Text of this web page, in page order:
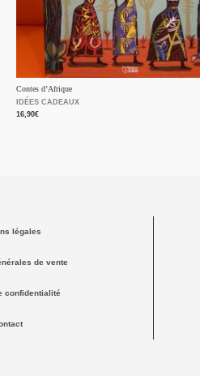
Contes d’Afrique
IDÉES CADEAUX
16,90€
légales
de vente
confidentialité